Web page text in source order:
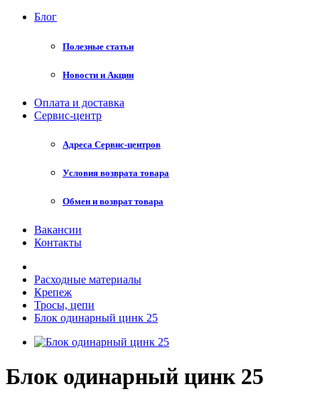
Блог
Полезные статьи
Новости и Акции
Оплата и доставка
Сервис-центр
Адреса Сервис-центров
Условия возврата товара
Обмен и возврат товара
Вакансии
Контакты
Расходные материалы
Крепеж
Тросы, цепи
Блок одинарный цинк 25
Блок одинарный цинк 25